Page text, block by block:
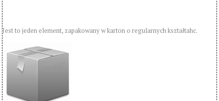
Jest to jeden element, zapakowany w karton o regularnych kształtahc.